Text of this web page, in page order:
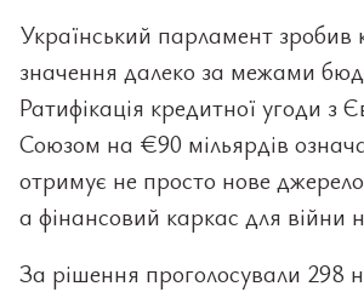
Український парламент зробив
значення далеко за межами
Ратифікація кредитної угоди з
Союзом на €90 мільярдів
отримує не просто нове
а фінансовий каркас для війни
За рішення проголосували 298